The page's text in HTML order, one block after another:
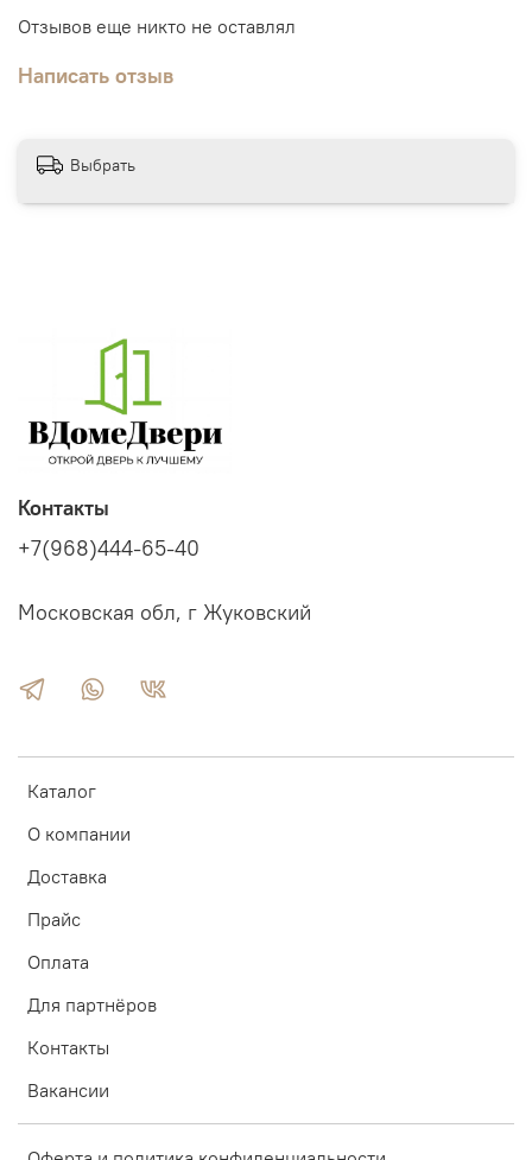
Отзывов еще никто не оставлял
Написать отзыв
Выбрать
Каталог
О компании
Доставка
Прайс
Оплата
Для партнёров
Контакты
Вакансии
Контакты
+7(968)444-65-40
Московская обл, г Жуковский